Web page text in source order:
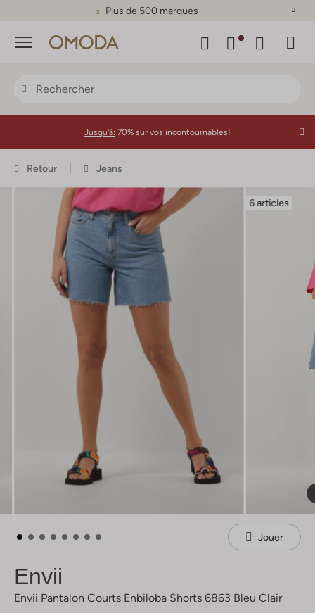
Plus de 500 marques
Menu
Jusqu'à: 70% sur vos incontournables!
Retour Jeans
6 articles
Jouer
Envii
Envii Pantalon Courts Enbiloba Shorts 6863 Bleu Clair